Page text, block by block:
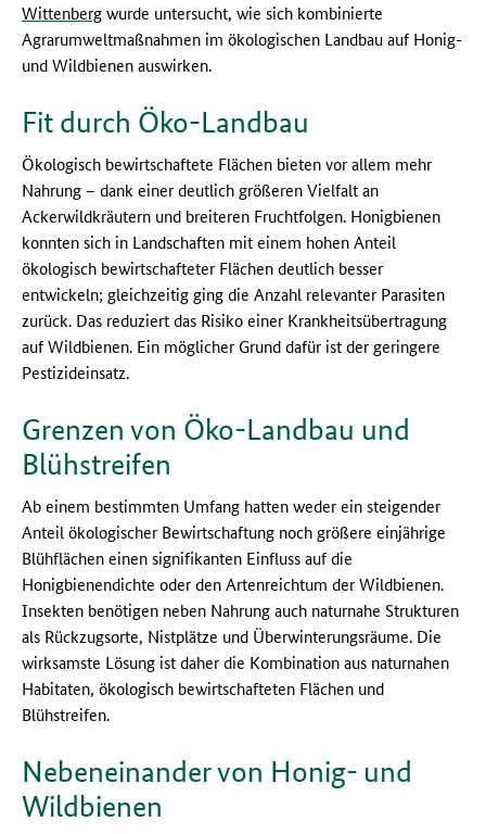
Wittenbergwurde untersucht, wie sich kombinierte
Agrarumweltmaßnahmen im ökologischen Landbau auf Honig-
und Wildbienen auswirken.
Fit durch Öko-Landbau
Ökologisch bewirtschaftete Flächen bieten vor allem mehr
Nahrung – dank einer deutlich größeren Vielfalt an
Ackerwildkräutern und breiteren Fruchtfolgen. Honigbienen
konnten sich in Landschaften mit einem hohen Anteil
ökologisch bewirtschafteter Flächen deutlich besser
entwickeln; gleichzeitig ging die Anzahl relevanter Parasiten
zurück. Das reduziert das Risiko einer Krankheitsübertragung
auf Wildbienen. Ein möglicher Grund dafür ist der geringere
Pestizideinsatz.
Grenzen von Öko-Landbau und
Blühstreifen
Ab einem bestimmten Umfang hatten weder ein steigender
Anteil ökologischer Bewirtschaftung noch größere einjährige
Blühflächen einen signifikanten Einfluss auf die
Honigbienendichte oder den Artenreichtum der Wildbienen.
Insekten benötigen neben Nahrung auch naturnahe Strukturen
als Rückzugsorte, Nistplätze und Überwinterungsräume. Die
wirksamste Lösung ist daher die Kombination aus naturnahen
Habitaten, ökologisch bewirtschafteten Flächen und
Blühstreifen.
Nebeneinander von Honig- und
Wildbienen